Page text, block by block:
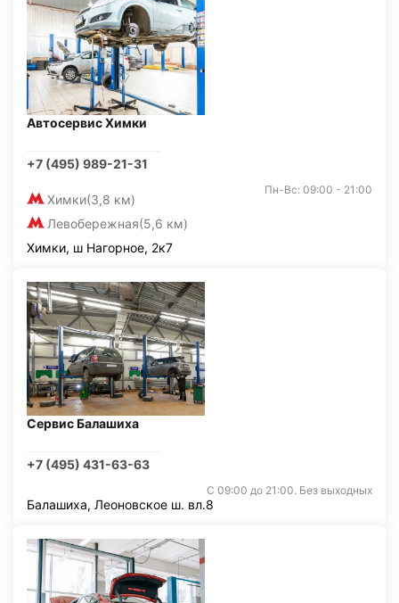
Автосервис Химки
+7 (495) 989-21-31
Химки(3,8 км)
Левобережная(5,6 км)
Пн-Вс: 09:00 - 21:00
Химки, ш Нагорное, 2к7
Сервис Балашиха
+7 (495) 431-63-63
С 09:00 до 21:00. Без выходных
Балашиха, Леоновское ш. вл.8